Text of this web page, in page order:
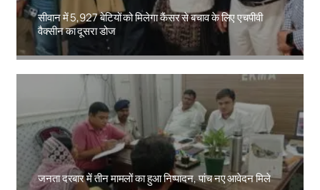
सीवान में 5,927 बेटियों को मिलेगा कैंसर से बचाव के लिए एचपीवी
वैक्सीन का दूसरा डोज
Amit Lekh
जनता दरबार में तीन मामलों का हुआ निष्पादन, पांच नए आवेदन मिले